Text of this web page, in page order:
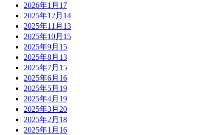
2026年1月 17
2025年12月 14
2025年11月 13
2025年10月 15
2025年9月 15
2025年8月 13
2025年7月 15
2025年6月 16
2025年5月 19
2025年4月 19
2025年3月 20
2025年2月 18
2025年1月 16